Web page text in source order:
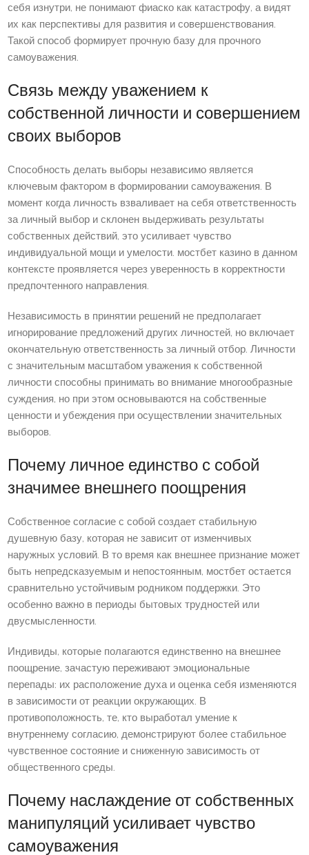
себя изнутри, не понимают фиаско как катастрофу, а видят
их как перспективы для развития и совершенствования.
Такой способ формирует прочную базу для прочного
самоуважения.
Связь между уважением к
собственной личности и совершением
своих выборов
Способность делать выборы независимо является
ключевым фактором в формировании самоуважения. В
момент когда личность взваливает на себя ответственность
за личный выбор и склонен выдерживать результаты
собственных действий, это усиливает чувство
индивидуальной мощи и умелости. мостбет казино в данном
контексте проявляется через уверенность в корректности
предпочтенного направления.
Независимость в принятии решений не предполагает
игнорирование предложений других личностей, но включает
окончательную ответственность за личный отбор. Личности
с значительным масштабом уважения к собственной
личности способны принимать во внимание многообразные
суждения, но при этом основываются на собственные
ценности и убеждения при осуществлении значительных
выборов.
Почему личное единство с собой
значимее внешнего поощрения
Собственное согласие с собой создает стабильную
душевную базу, которая не зависит от изменчивых
наружных условий. В то время как внешнее признание может
быть непредсказуемым и непостоянным, мостбет остается
сравнительно устойчивым родником поддержки. Это
особенно важно в периоды бытовых трудностей или
двусмысленности.
Индивиды, которые полагаются единственно на внешнее
поощрение, зачастую переживают эмоциональные
перепады: их расположение духа и оценка себя изменяются
в зависимости от реакции окружающих. В
противоположность, те, кто выработал умение к
внутреннему согласию, демонстрируют более стабильное
чувственное состояние и сниженную зависимость от
общественного среды.
Почему наслаждение от собственных
манипуляций усиливает чувство
самоуважения